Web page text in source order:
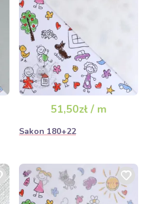
51,50zł / m
Sakon 180+22